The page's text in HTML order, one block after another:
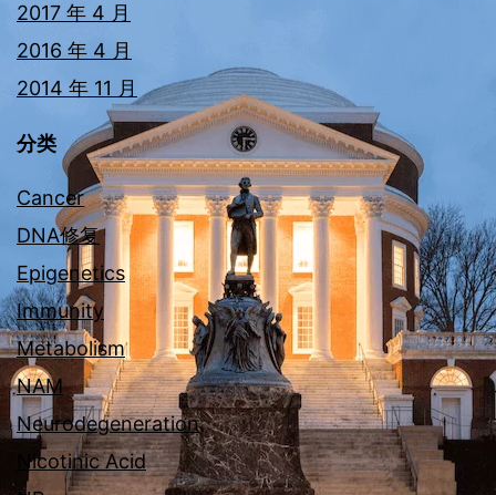
2017 年 4 月
2016 年 4 月
2014 年 11 月
分类
Cancer
DNA修复
Epigenetics
Immunity
Metabolism
NAM
Neurodegeneration
Nicotinic Acid